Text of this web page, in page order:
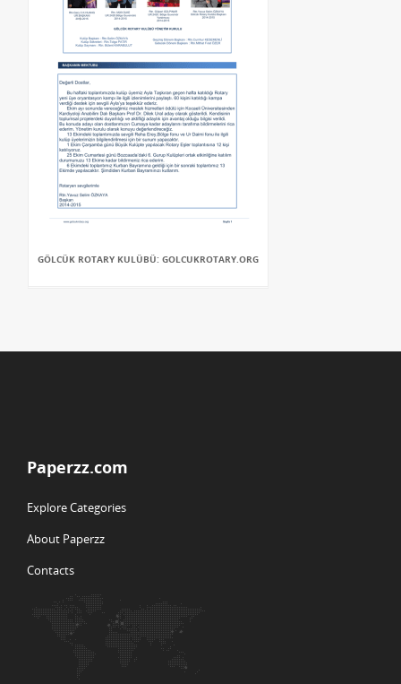
GÖLCÜK ROTARY KULÜBÜ: GOLCUKROTARY.ORG
Paperzz.com
Explore Categories
About Paperzz
Contacts